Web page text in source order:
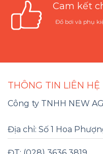
Cam kết
Đồ bơi và phụ
THÔNG TIN LIÊN HỆ
Công ty TNHH NEW
Địa chỉ: Số 1 Hoa